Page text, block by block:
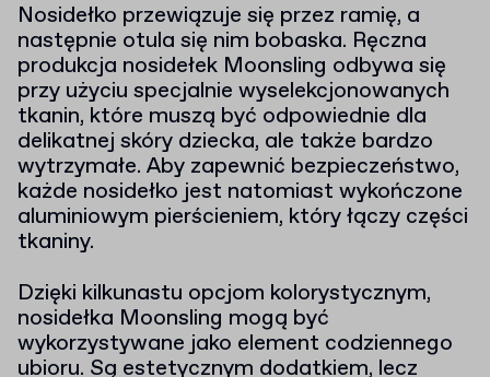
Nosidełko przewiązuje się przez ramię, a
następnie otula się nim bobaska. Ręczna
produkcja nosidełek Moonsling odbywa się
przy użyciu specjalnie wyselekcjonowanych
tkanin, które muszą być odpowiednie dla
delikatnej skóry dziecka, ale także bardzo
wytrzymałe. Aby zapewnić bezpieczeństwo,
każde nosidełko jest natomiast wykończone
aluminiowym pierścieniem, który łączy części
tkaniny.
Dzięki kilkunastu opcjom kolorystycznym,
nosidełka Moonsling mogą być
wykorzystywane jako element codziennego
ubioru. Są estetycznym dodatkiem, lecz